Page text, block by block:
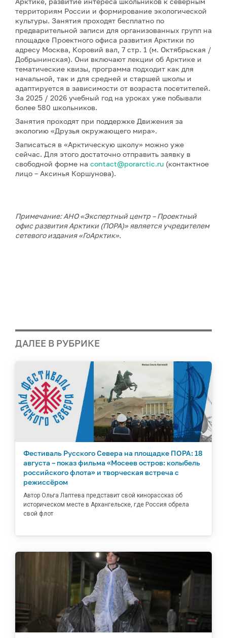
территориям России и формирование экологической
культуры. Занятия проходят бесплатно по
предварительной записи для организованных групп на
площадке Проектного офиса развития Арктики по
адресу Москва, Коровий вал, 7 стр. 1 (м. Октябрьская /
Добрынинская). Они включают лекции об Арктике и
тематические квизы, программа подходит как для
начальной, так и для средней и старшей школы и
адаптируется в зависимости от возраста посетителей.
За 2025 / 2026 учебный год на уроках уже побывали
более 580 школьников.
Занятия проходят при поддержке Движения за
экологию «Друзья окружающего мира».
Записаться в «Арктическую школу» можно уже
сейчас. Для этого достаточно отправить заявку в
свободной форме на contact@porarctic.ru (контактное
лицо – Аксинья Коршунова).
Примечание: АНО «Экспертный центр – Проектный
офис развития Арктики (ПОРА)» является учредителем
сетевого издания «ГоАрктик».
ДАЛЕЕ В РУБРИКЕ
Фестиваль Русского Севера на площадке ПОРА: 18
августа – показ фильма «Мосеев остров: колыбель
российского флота» и творческая встреча с
режиссёром
Автор Ольга Лаптева представит свой кинорассказ об
историческом месте в Архангельске, где Россия обрела
свой флот